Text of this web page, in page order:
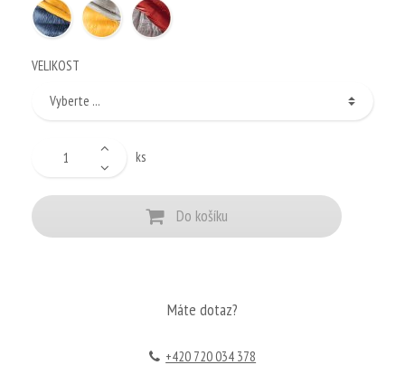
VELIKOST
ks
Do košíku
Máte dotaz?
+420 720 034 378